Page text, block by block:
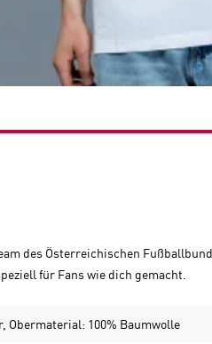
des Österreichischen
für Fans wie dich gemacht.
Obermaterial: 100% Baumwolle